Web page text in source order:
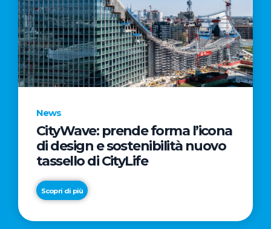
News
CityWave: prende forma l’icona
di design e sostenibilità nuovo
tassello di CityLife
Scopri di più
News
“Passione